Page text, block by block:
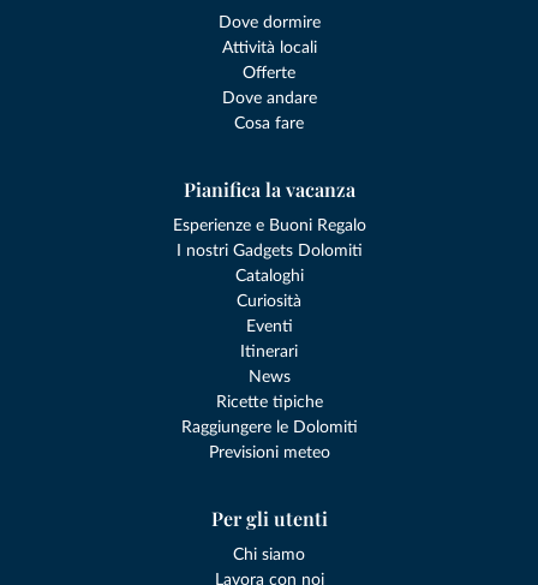
Dove dormire
Attività locali
Offerte
Dove andare
Cosa fare
Pianifica la vacanza
Esperienze e Buoni Regalo
I nostri Gadgets Dolomiti
Cataloghi
Curiosità
Eventi
Itinerari
News
Ricette tipiche
Raggiungere le Dolomiti
Previsioni meteo
Per gli utenti
Chi siamo
Lavora con noi